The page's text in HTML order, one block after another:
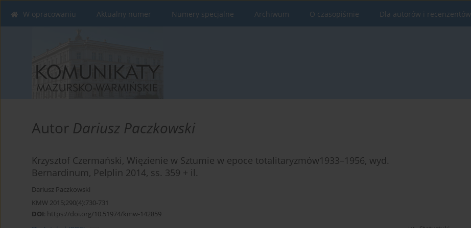
W opracowaniu Aktualny numer Numery specjalne Archiwum O czasopiśmie Dla autorów i recenzentów
Autor Dariusz Paczkowski
Krzysztof Czermański, Więzienie w Sztumie w epoce totalitaryzmów1933–1956, wyd.
Bernardinum, Pelplin 2014, ss. 359 + il.
Dariusz Paczkowski
KMW 2015;290(4):730-731
DOI: https://doi.org/10.51974/kmw-142859